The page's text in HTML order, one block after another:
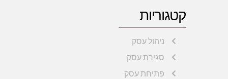
קטגוריות
ניהול עסק
סגירת עסק
פתיחת עסק